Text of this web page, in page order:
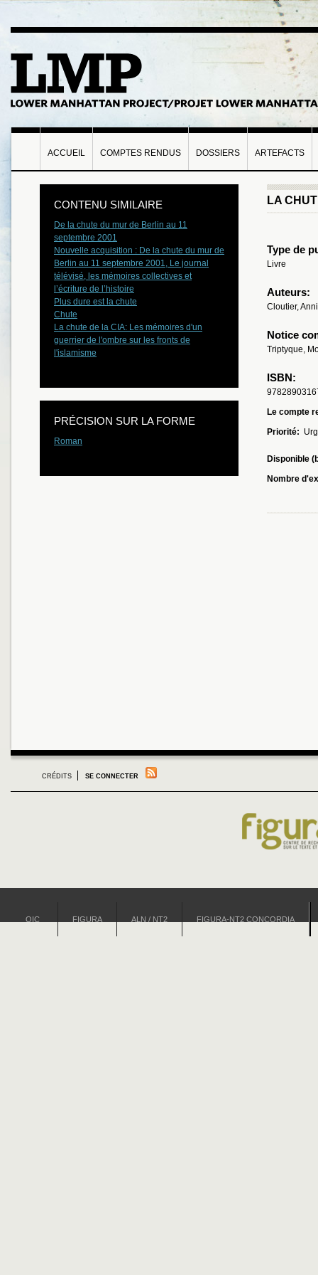
ACCUEIL COMPTES RENDUS DOSSIERS ARTEFACTS
LA
Type de
Livre
Auteurs:
Cloutier,
Notice
Triptyque,
ISBN:
Le compte
Priorité:
Disponible
Nombre
CONTENU SIMILAIRE
De la chute du mur de Berlin au 11
septembre 2001
Nouvelle acquisition : De la chute du mur de
Berlin au 11 septembre 2001, Le journal
télévisé, les mémoires collectives et
l’écriture de l’histoire
Plus dure est la chute
Chute
La chute de la CIA: Les mémoires d'un
guerrier de l'ombre sur les fronts de
l'islamisme
PRÉCISION SUR LA FORME
Roman
CRÉDITS SE CONNECTER
OIC FIGURA ALN / NT2 FIGURA-NT2 CONCORDIA